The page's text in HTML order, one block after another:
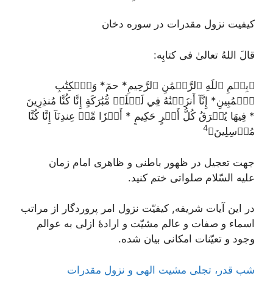
کیفیت نزول مقدرات در سوره دخان
قالَ اللهُ تعالیٰ فی کتابِه:
﴿بِسۡمِ ٱللَهِ ٱلرَّحۡمَٰنِ ٱلرَّحِيمِ* حمٓ* وَٱلۡكِتَٰبِ
ٱلۡمُبِينِ* إِنَّآ أَنزَلۡنَٰهُ فِي لَيۡلَةٖ مُّبَٰرَكَةٍ إِنَّا كُنَّا مُنذِرِينَ
* فِيهَا يُفۡرَقُ كُلُّ أَمۡرٍ حَكِيمٍ * أَمۡرٗا مِّنۡ عِندِنَآ إِنَّا كُنَّا
مُرۡسِلِينَ﴾4
جهت تعجیل در ظهور باطنی و ظاهری امام زمان
علیه السّلام صلواتی ختم کنید.
در این آیات شریفه, کیفیّت نزول امر پروردگار از مراتب
اسماء و صفات و عالم مشیّت و ارادۀ ازلی به عوالم
وجود و تعیّنات امکانی بیان شده.
شب قدر، تجلی مشیت الهی و نزول مقدرات